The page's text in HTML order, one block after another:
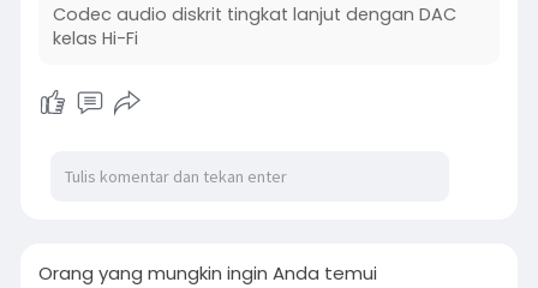
Codec audio diskrit tingkat lanjut dengan DAC
kelas Hi-Fi
Orang yang mungkin ingin Anda temui